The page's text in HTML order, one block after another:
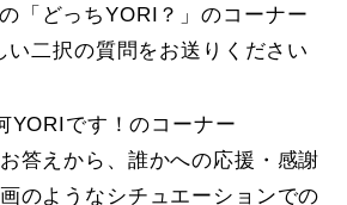
「どっちYORI？」のコーナー
い二択の質問をお送りください
YORIです！のコーナー
答えから、誰かへの応援・感謝
のようなシチュエーションでの